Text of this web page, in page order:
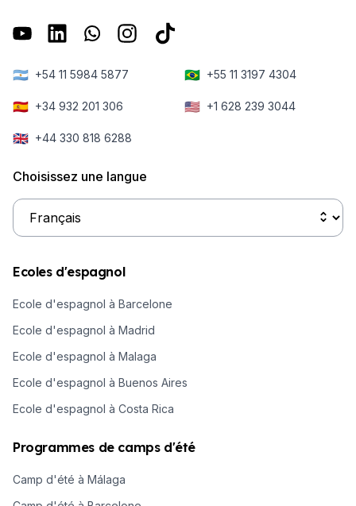
🇦🇷 +54 11 5984 5877 🇧🇷 +55 11 3197 4304
🇪🇸 +34 932 201 306 🇺🇸 +1 628 239 3044
🇬🇧 +44 330 818 6288
Choisissez une langue
Ecoles d'espagnol
Ecole d'espagnol à Barcelone
Ecole d'espagnol à Madrid
Ecole d'espagnol à Malaga
Ecole d'espagnol à Buenos Aires
Ecole d'espagnol à Costa Rica
Programmes de camps d'été
Camp d'été à Málaga